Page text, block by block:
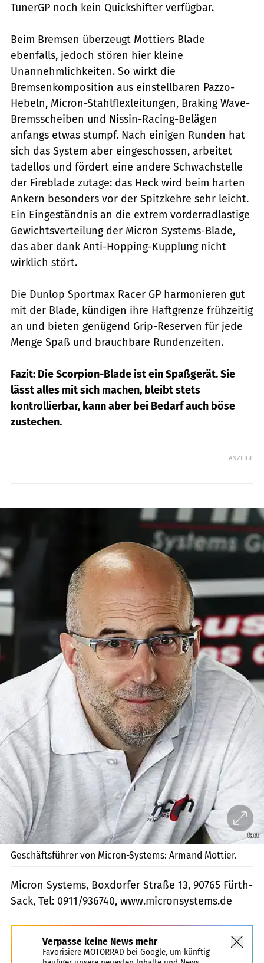
TunerGP noch kein Quickshifter verfügbar.
Beim Bremsen überzeugt Mottiers Blade
ebenfalls, jedoch stören hier kleine
Unannehmlichkeiten. So wirkt die
Bremsenkomposition aus einstellbaren Pazzo-
Hebeln, Micron-Stahlflexleitungen, Braking Wave-
Bremsscheiben und Nissin-Racing-Belägen
anfangs etwas stumpf. Nach einigen Runden hat
sich das System aber eingeschossen, arbeitet
tadellos und fördert eine andere Schwachstelle
der Fireblade zutage: das Heck wird beim harten
Ankern besonders vor der Spitzkehre sehr leicht.
Ein Eingeständnis an die extrem vorderradlastige
Gewichtsverteilung der Micron Systems-Blade,
das aber dank Anti-Hopping-Kupplung nicht
wirklich stört.
Die Dunlop Sportmax Racer GP harmonieren gut
mit der Blade, kündigen ihre Haftgrenze frühzeitig
an und bieten genügend Grip-Reserven für jede
Menge Spaß und brauchbare Rundenzeiten.
Fazit: Die Scorpion-Blade ist ein Spaßgerät. Sie
lässt alles mit sich machen, bleibt stets
kontrollierbar, kann aber bei Bedarf auch böse
zustechen.
ANZEIGE
fact
Geschäftsführer von Micron-Systems: Armand Mottier.
Micron Systems, Boxdorfer Straße 13, 90765 Fürth-
Sack, Tel: 0911/936740, www.micronsystems.de
Verpasse keine News mehr
Favorisiere MOTORRAD bei Google, um künftig